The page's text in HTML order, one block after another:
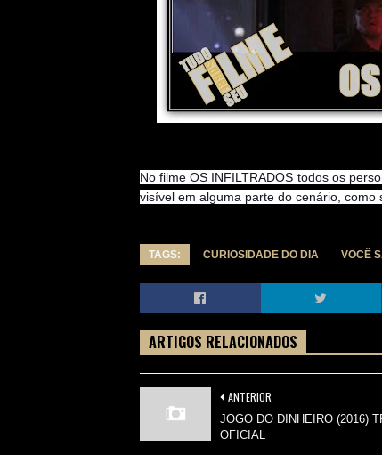
No filme OS INFILTRADOS todos os
visível em alguma parte do cenário, como
TAGS: CURIOSIDADE DO DIA VOCÊ
ARTIGOS RELACIONADOS
ANTERIOR
JOGO DO DINHEIRO (2016)
OFICIAL